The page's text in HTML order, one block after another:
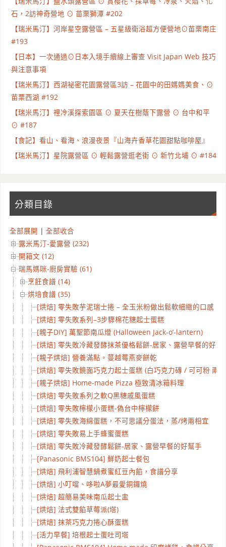
石，2訪神奇營地 ⊙ 苗栗獅潭 #202
【瑞米馬汀】河岸星空露營區 – 五星級衛浴超方便營地⊙苗栗南庄
#193
【日本】一次通過⊙日本入境手續線上審查 Visit Japan Web 技巧
與注意事項
【瑞米馬汀】西湖祕密花園露營區3訪 – 花園中的田媽媽美食、⊙
苗栗西湖 #192
【瑞米馬汀】裡冷溪探索園區 ⊙ 夏天在樹蔭下露營 ⊙ 台中和平
⊙ #187
【食記】看山、看海、浪漫夜景『山海卉香草花園甜點咖啡屋』
【瑞米馬汀】星院露營區 ⊙ 輕鬆露營逛老街 ⊙ 新竹北埔 ⊙ #184
分類目錄
全部展開 | 全部收合
露米馬汀-愛露營 (232)
開箱文 (12)
瑞馬媽咪-廚房實驗 (61)
烹飪食譜 (14)
烘培食譜 (35)
[烘焙] 零失敗芋泥瑞士捲 – 全玉米粉做出鬆軟細緻的口感
[烘焙] 零失敗系列–3步驟棉花糖起士蛋糕
[親子DIY] 萬聖節南瓜燈 (Halloween Jack-o’-lantern)
[烘焙] 零失敗冷藏發酵抹茶優格鬆餅-居家、露營早餐的好幫
[親子烘焙] 營養滿點。蔓越莓燕麥餅乾
[烘焙] 零失敗鏡面巧克力起士蛋糕 (白巧克力磚 / 可可粉 兩
[親子烘焙] Home-made Pizza 極致清冰箱料理
[烘焙] 零失敗系列之軟Q黑糖戚風蛋糕
[烘焙] 零失敗檸檬小蛋糕-偽台中檸檬餅
[烘焙] 零失敗海綿蛋糕，不可思議分蛋法，蒸/烤兩相宜
[烘焙] 零失敗易上手蜂蜜蛋糕
[烘焙] 零失敗冷藏發酵鬆餅-居家、露營早餐的好幫手
[Panasonic BMS104] 鮮奶起士餐包
[烘焙] 飛利浦智慧鍋煮蜜紅豆內餡，食譜分享
[烘焙] 小叮噹、哆啦A夢最愛銅鑼燒
[烘焙] 超簡易美味南瓜起士盅
[烘焙] 法式雙餡草莓派(塔)
[烘焙] 抹茶巧克力捲心酥蛋糕
[活力早餐] 培根起士蛋吐司塔